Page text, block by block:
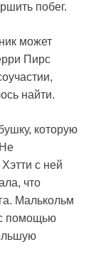
побег.
может
Пирс
найти.
которую
с ней
что
Малькольм
помощью